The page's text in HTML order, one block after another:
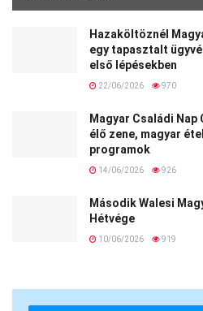
Hazaköltöznél
egy tapasztalt
első lépésekben
22/06/2026 970
Magyar Családi Nap
élő zene, magyar
programok
14/06/2026 926
Második Walesi
Hétvége
10/06/2026 919